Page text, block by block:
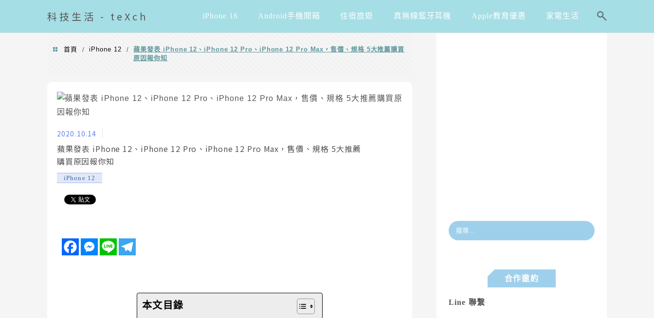
科技 生活 - teXch iPhone 16 Android手機開箱 住宿旅遊 真無線藍牙耳機 Apple教育優惠 家電生活
首頁 / iPhone 12 /
蘋果發表 iPhone 12、iPhone 12 Pro、iPhone 12 Pro Max，售價、規格 5大推薦購買
原因報你知
2020.10.14
蘋果發表 iPhone 12、iPhone 12 Pro、iPhone 12 Pro Max，售價、規格 5大推薦
購買原因報你知
iPhone 12
本文目錄
合作邀約
Line 聯繫